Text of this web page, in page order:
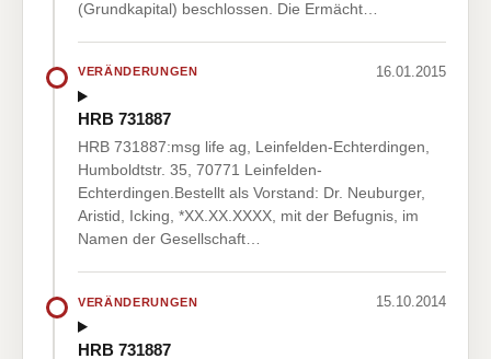
(Grundkapital) beschlossen. Die Ermächt…
VERÄNDERUNGEN 16.01.2015
HRB 731887
HRB 731887:msg life ag, Leinfelden-Echterdingen,
Humboldtstr. 35, 70771 Leinfelden-
Echterdingen.Bestellt als Vorstand: Dr. Neuburger,
Aristid, Icking, *XX.XX.XXXX, mit der Befugnis, im
Namen der Gesellschaft…
VERÄNDERUNGEN 15.10.2014
HRB 731887